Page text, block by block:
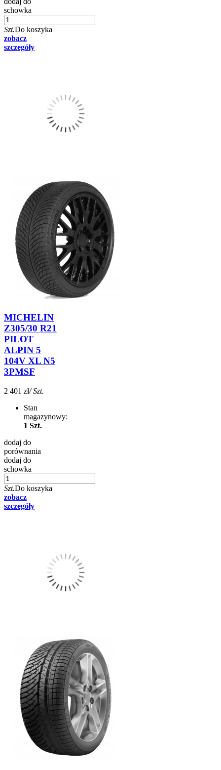
schowka
Szt.Do koszyka
zobacz
szczegóły
MICHELIN
Z305/30 R21
PILOT
ALPIN 5
104V XL N5
3PMSF
2 401 zł/ Szt.
Stan
magazynowy:
1 Szt.
dodaj do
porównania
dodaj do
schowka
Szt.Do koszyka
zobacz
szczegóły